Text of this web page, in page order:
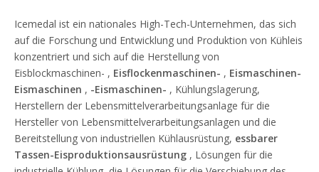
Icemedal ist ein nationales High-Tech-Unternehmen, das sich
auf die Forschung und Entwicklung und Produktion von Kühleis
konzentriert und sich auf die Herstellung von
Eisblockmaschinen- , Eisflockenmaschinen- , Eismaschinen-
Eismaschinen , -Eismaschinen- , Kühlungslagerung,
Herstellern der Lebensmittelverarbeitungsanlage für die
Hersteller von Lebensmittelverarbeitungsanlagen und die
Bereitstellung von industriellen Kühlausrüstung, essbarer
Tassen-Eisproduktionsausrüstung , Lösungen für die